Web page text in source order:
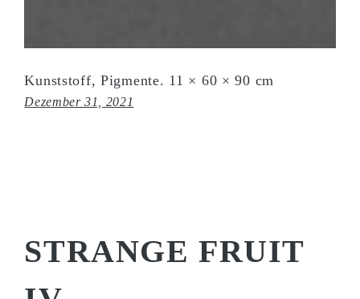
Kunststoff, Pigmente. 11 × 60 × 90 cm
Dezember 31, 2021
STRANGE FRUIT